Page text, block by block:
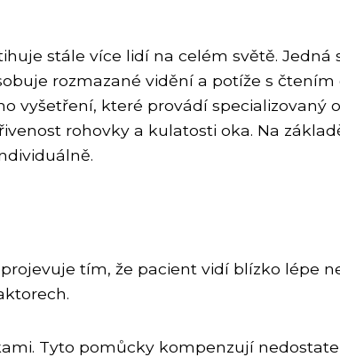
stále více lidí na celém světě. Jedná
rozmazané vidění a potíže s
vyšetření, které provádí specializovaný
rohovky a kulatosti oka. Na
tím, že pacient vidí blízko lépe
Tyto pomůcky kompenzují